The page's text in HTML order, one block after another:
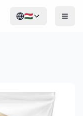
🇭🇺